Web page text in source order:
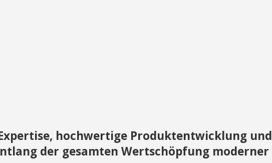
hochwertige Produktentwicklung und
der gesamten Wertschöpfung moderner